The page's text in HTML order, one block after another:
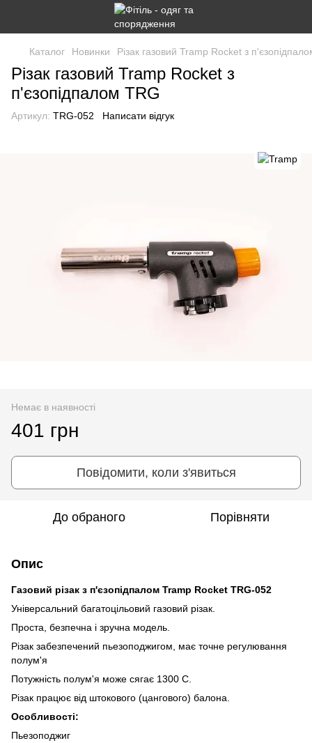
Каталог Новинки Різак газовий Tramp Rocket з
Різак газовий Tramp Rocket з
п'єзопідпалом TRG
Артикул: TRG-052 Написати відгук
Немає в наявності
401 грн
Повідомити, коли з'явиться
До обраного Порівняти
Опис
Газовий різак з п'єзопідпалом Tramp Rocket TRG-052
Універсальний багатоцільовий газовий різак.
Проста, безпечна і зручна модель.
Різак забезпечений пьезоподжигом, має точне регулювання
полум'я
Потужність полум'я може сягає 1300 C.
Різак працює від штокового (цангового) балона.
Особливості:
Пьезоподжиг